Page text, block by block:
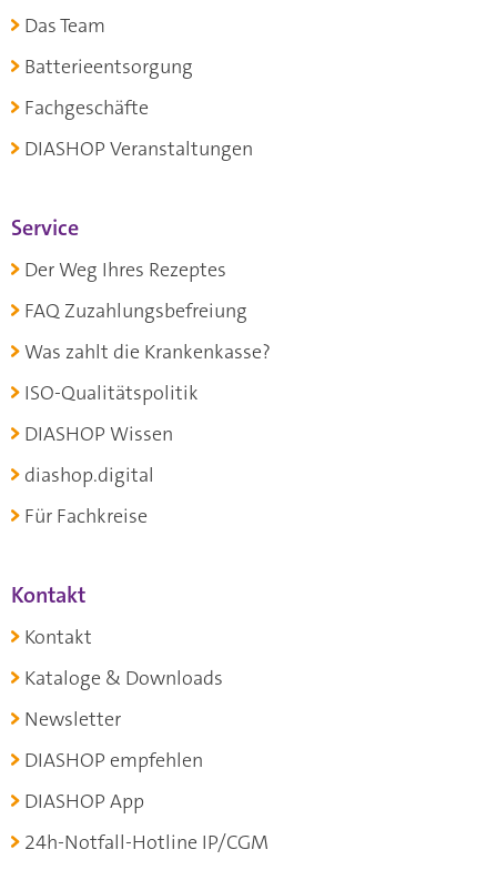
Das Team
Batterieentsorgung
Fachgeschäfte
DIASHOP Veranstaltungen
Service
Der Weg Ihres Rezeptes
FAQ Zuzahlungsbefreiung
Was zahlt die Krankenkasse?
ISO-Qualitätspolitik
DIASHOP Wissen
diashop.digital
Für Fachkreise
Kontakt
Kontakt
Kataloge & Downloads
Newsletter
DIASHOP empfehlen
DIASHOP App
24h-Notfall-Hotline IP/CGM